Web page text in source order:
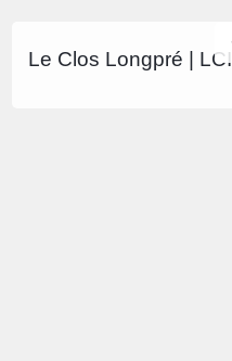
Le Clos Longpré | LCI